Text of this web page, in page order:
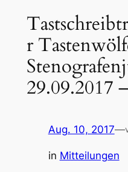
r
29.09.2017
Aug. 10, 2017—
in Mitteilungen